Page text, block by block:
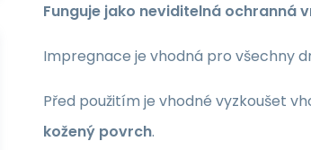
Funguje jako neviditelná ochranná
Impregnace je vhodná pro všechny
Před použitím je vhodné vyzkoušet
kožený povrch.